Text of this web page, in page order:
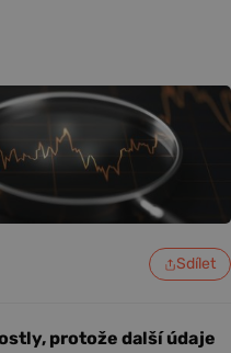
Sdílet
protože další údaje